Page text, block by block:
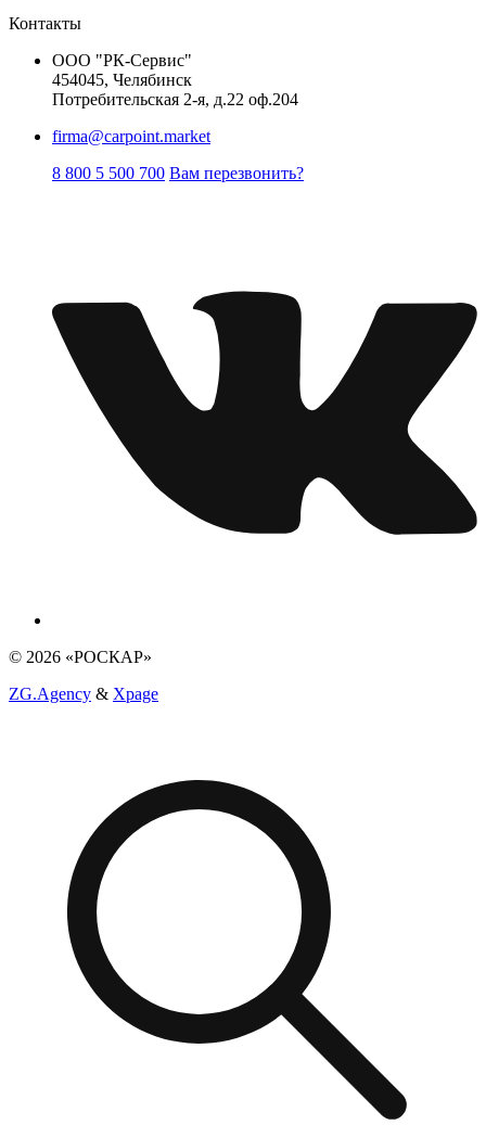
Контакты
ООО "РК-Сервис"
454045, Челябинск
Потребительская 2-я, д.22 оф.204
firma@carpoint.market
8 800 5 500 700 Вам перезвонить?
© 2026 «РОСКАР»
ZG.Agency & Xpage